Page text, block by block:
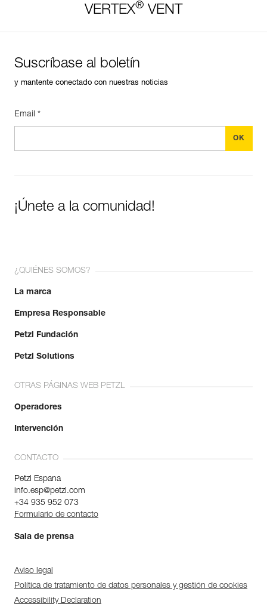
VERTEX® VENT
Suscríbase al boletín
y mantente conectado con nuestras noticias
Email *
¡Únete a la comunidad!
¿QUIÉNES SOMOS?
La marca
Empresa Responsable
Petzl Fundación
Petzl Solutions
OTRAS PÁGINAS WEB PETZL
Operadores
Intervención
CONTACTO
Petzl Espana
info.esp@petzl.com
+34 935 952 073
Formulario de contacto
Sala de prensa
Aviso legal
Política de tratamiento de datos personales y gestión de cookies
Accessibility Declaration